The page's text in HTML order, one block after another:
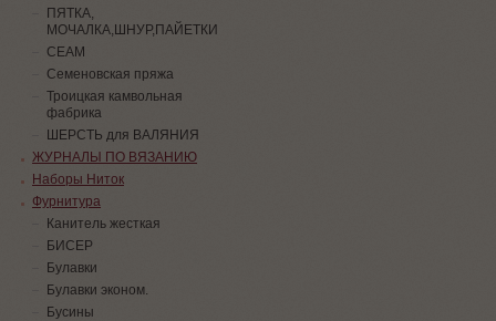
ПЯТКА,
МОЧАЛКА,ШНУР,ПАЙЕТКИ
СЕАМ
Семеновская пряжа
Троицкая камвольная
фабрика
ШЕРСТЬ для ВАЛЯНИЯ
ЖУРНАЛЫ ПО ВЯЗАНИЮ
Наборы Ниток
Фурнитура
Канитель жесткая
БИСЕР
Булавки
Булавки эконом.
Бусины